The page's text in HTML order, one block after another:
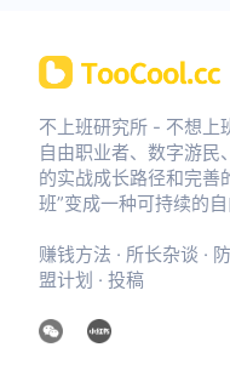
不上班研究所 - 不想上
自由职业者、数字游民
的实战成长路径和完善
班”变成一种可持续的自
赚钱方法 · 所长杂谈 ·
盟计划 · 投稿